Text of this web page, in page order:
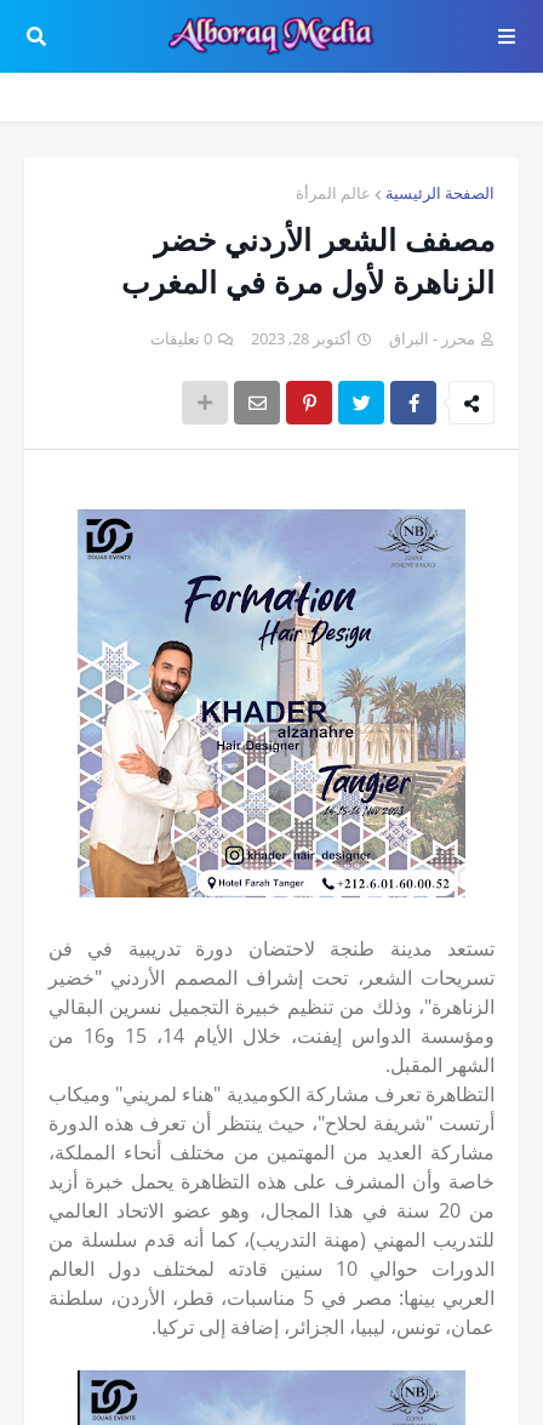
الصفحة الرئيسية عالم المرأة
مصفف الشعر الأردني خضر
الزناهرة لأول مرة في المغرب
محرر - البراق أكتوبر 28, 2023 0 تعليقات
تستعد مدينة طنجة لاحتضان دورة تدريبية في فن
تسريحات الشعر، تحت إشراف المصمم الأردني "خضير
الزناهرة"، وذلك من تنظيم خبيرة التجميل نسرين البقالي
ومؤسسة الدواس إيفنت، خلال الأيام 14، 15 و16 من
الشهر المقبل.
التظاهرة تعرف مشاركة الكوميدية "هناء لمريني" وميكاب
أرتست "شريفة لحلاح"، حيث ينتظر أن تعرف هذه الدورة
مشاركة العديد من المهتمين من مختلف أنحاء المملكة،
خاصة وأن المشرف على هذه التظاهرة يحمل خبرة أزيد
من 20 سنة في هذا المجال، وهو عضو الاتحاد العالمي
للتدريب المهني (مهنة التدريب)، كما أنه قدم سلسلة من
الدورات حوالي 10 سنين قادته لمختلف دول العالم
العربي بينها: مصر في 5 مناسبات، قطر، الأردن، سلطنة
عمان، تونس، ليبيا، الجزائر، إضافة إلى تركيا.